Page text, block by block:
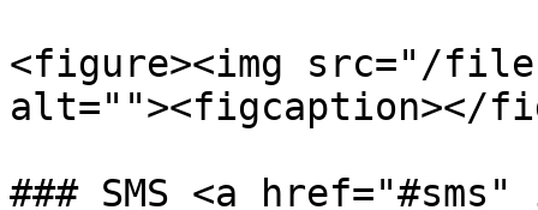
<figure><img src="/files/
alt=""><figcaption></
### SMS <a href="#sms"